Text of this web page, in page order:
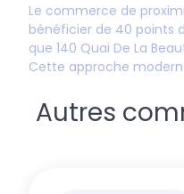
Le commerce de
bénéficier de 40 points
que 140 Quai De La
Cette approche
Autres